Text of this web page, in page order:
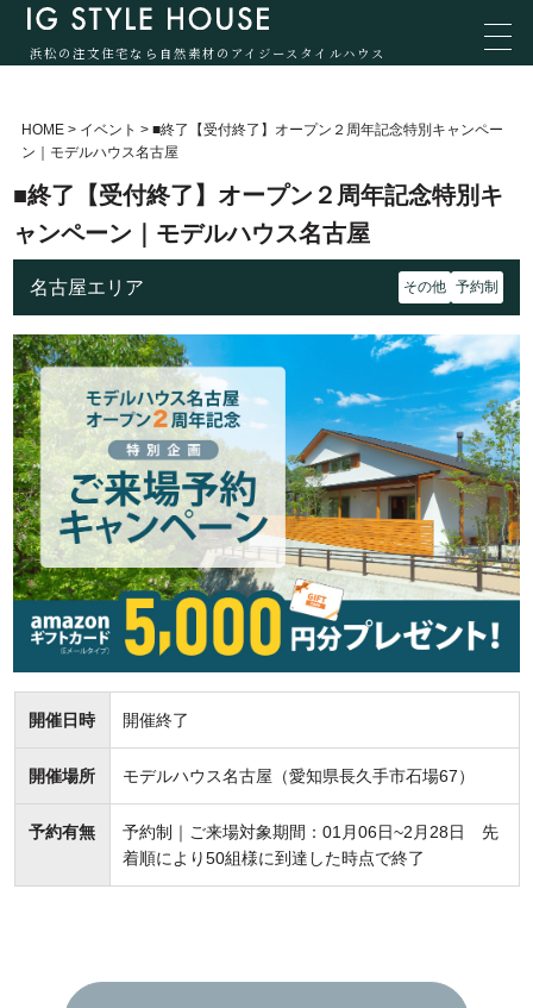
浜松の注文住宅なら自然素材のアイジースタイルハウス
HOME> イベント > ■終了【受付終了】オープン２周年記念特別キャンペー
ン｜モデルハウス名古屋
■終了【受付終了】オープン２周年記念特別キ
ャンペーン｜モデルハウス名古屋
名古屋エリア その他 予約制
開催日時 開催終了
開催場所 モデルハウス名古屋（愛知県長久手市石場67）
予約有無
予約制｜ご来場対象期間：01月06日~2月28日 先
着順により50組様に到達した時点で終了